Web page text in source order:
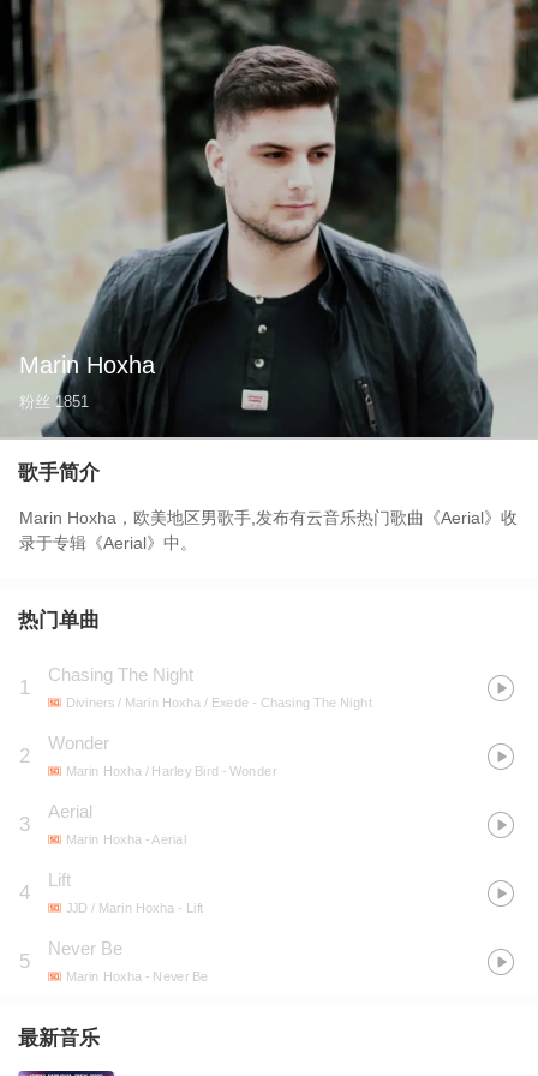
Marin Hoxha
粉丝 1851
歌手简介
Marin Hoxha，欧美地区男歌手,发布有云音乐热门歌曲《Aerial》收
录于专辑《Aerial》中。
热门单曲
1
Chasing The Night
Diviners / Marin Hoxha / Exede - Chasing The Night
2
Wonder
Marin Hoxha / Harley Bird - Wonder
3
Aerial
Marin Hoxha - Aerial
4
Lift
JJD / Marin Hoxha - Lift
5
Never Be
Marin Hoxha - Never Be
最新音乐